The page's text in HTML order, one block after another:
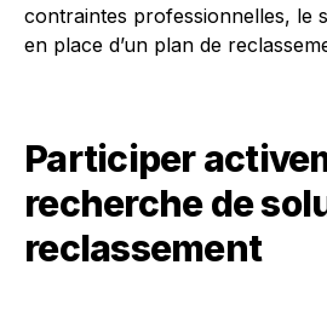
contraintes professionnelles, le
en place d’un plan de
Participer
recherche de
reclassement